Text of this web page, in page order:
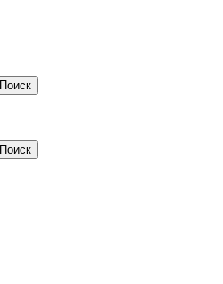
Поиск
Поиск